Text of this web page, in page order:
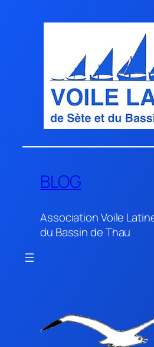
BLOG
Association Voile
du Bassin de Thau